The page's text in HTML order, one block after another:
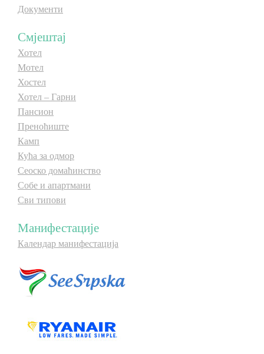
Документи
Смјештај
Хотел
Мотел
Хостел
Хотел – Гарни
Пансион
Преноћиште
Камп
Кућа за одмор
Сеоско домаћинство
Собе и апартмани
Сви типови
Манифестације
Календар манифестација